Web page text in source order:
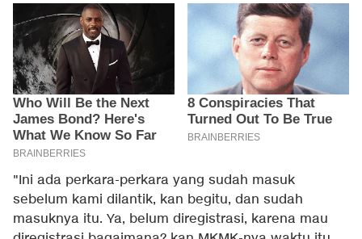
"Ini ada perkara-perkara yang sudah masuk
sebelum kami dilantik, kan begitu, dan sudah
masuknya itu. Ya, belum diregistrasi, karena mau